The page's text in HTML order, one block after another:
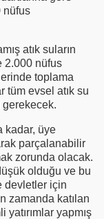
nüfus
atık suların
2.000 nüfus
toplama
tüm evsel atık su
gerekecek.
kadar, üye
parçalanabilir
zorunda olacak.
olduğu ve bu
devletler için
zamanda katılan
yapmış